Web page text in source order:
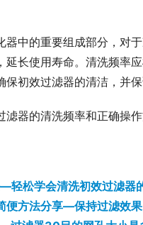
器中的重要组成部分，对
长使用寿命。清洗频率
初效过滤器的清洁，并保
滤器的清洗频率和正确操
轻松学会清洗初效过滤器
便方法分享—保持过滤效